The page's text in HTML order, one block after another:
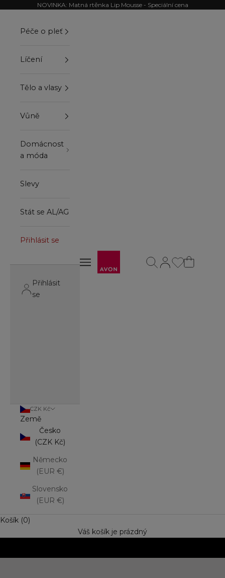
Přejít na obsahNOVINKA: Matná rtěnka Lip Mousse - Speciální cena
Otevřít navigační menu
Otevřít navigační menu
Otevřít stránku
Otevřít vyhledávání
Péče o pleť
Líčení
Tělo a vlasy
Vůně
Domácnost
a móda
Slevy
Stát se AL/AG
Přihlásit se
Přihlásit
se
CZK Kč
Země
Česko
(CZK Kč)
Německo
(EUR €)
Slovensko
(EUR €)
Košík (0)
Váš košík je prázdný